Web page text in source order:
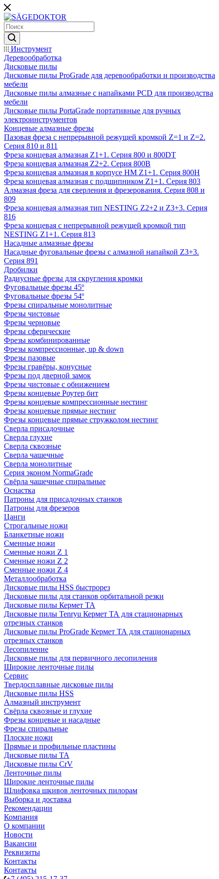
Инструмент
Деревообработка
Дисковые пилы
Дисковые пилы ProGrade для деревообработки и производства
мебели
Дисковые пилы алмазные с напайками PCD для производства
мебели
Дисковые пилы PortaGrade портативные для ручных
электроинструментов
Концевые алмазные фрезы
Пазовая фреза с непрерывной режущей кромкой Z=1 и Z=2.
Серия 810 и 811
Фреза концевая алмазная Z1+1. Серия 800 и 800DT
Фреза концевая алмазная Z2+2. Серия 800B
Фреза концевая алмазная в корпусе НМ Z1+1. Серия 800H
Фреза концевая алмазная с подшипником Z1+1. Серия 803
Алмазная фреза для сверления и фрезерования. Серия 808 и
809
Фреза концевая алмазная тип NESTING Z2+2 и Z3+3. Серия
816
Фреза концевая с непрерывной режущей кромкой тип
NESTING Z1+1. Серия 813
Насадные алмазные фрезы
Насадные фуговальные фрезы с алмазной напайкой Z3+3.
Серия 891
Дробилки
Радиусные фрезы для скругления кромки
Фуговальные фрезы 45º
Фуговальные фрезы 54º
Фрезы спиральные монолитные
Фрезы чистовые
Фрезы черновые
Фрезы сферические
Фрезы комбинированные
Фрезы компрессионные, up & down
Фрезы пазовые
Фрезы гравёры, конусные
Фрезы под дверной замок
Фрезы чистовые с обнижением
Фрезы концевые Роутер бит
Фрезы концевые компрессионные нестинг
Фрезы концевые прямые нестинг
Фрезы концевые прямые стружколом нестинг
Сверла присадочные
Сверла глухие
Сверла сквозные
Сверла чашечные
Сверла монолитные
Серия эконом NormaGrade
Свёрла чашечные спиральные
Оснастка
Патроны для присадочных станков
Патроны для фрезеров
Цанги
Строгальные ножи
Бланкетные ножи
Сменные ножи
Сменные ножи Z 1
Сменные ножи Z 2
Сменные ножи Z 4
Металлообработка
Дисковые пилы HSS быстрорез
Дисковые пилы для станков орбитальной резки
Дисковые пилы Кермет ТА
Дисковые пилы Tenryu Кермет ТА для стационарных
отрезных станков
Дисковые пилы ProGrade Кермет ТА для стационарных
отрезных станков
Лесопиление
Дисковые пилы для первичного лесопиления
Широкие ленточные пилы
Сервис
Твердосплавные дисковые пилы
Дисковые пилы HSS
Алмазный инструмент
Свёрла сквозные и глухие
Фрезы концевые и насадные
Фрезы спиральные
Плоские ножи
Прямые и профильные пластины
Дисковые пилы TA
Дисковые пилы CrV
Ленточные пилы
Широкие ленточные пилы
Шлифовка шкивов ленточных пилорам
Выборка и доставка
Рекомендации
Компания
О компании
Новости
Вакансии
Реквизиты
Контакты
Контакты